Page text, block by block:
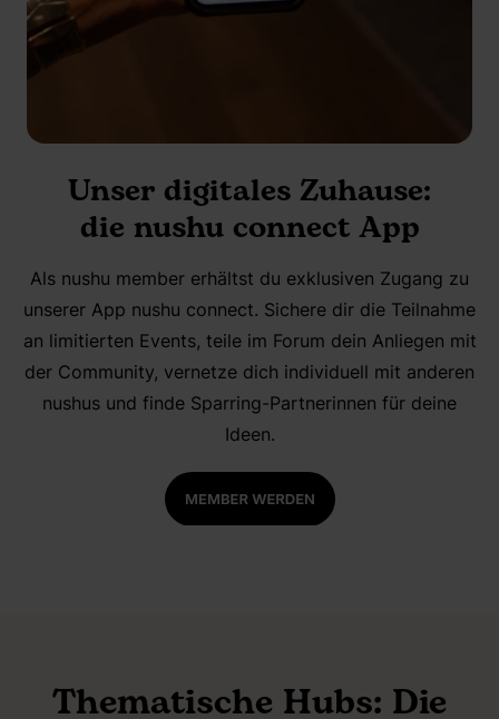
Unser digitales Zuhause:
die nushu connect App
Als nushu member erhältst du exklusiven Zugang zu
unserer App nushu connect. Sichere dir die Teilnahme
an limitierten Events, teile im Forum dein Anliegen mit
der Community, vernetze dich individuell mit anderen
nushus und finde Sparring-Partnerinnen für deine
Ideen.
Thematische Hubs: Die